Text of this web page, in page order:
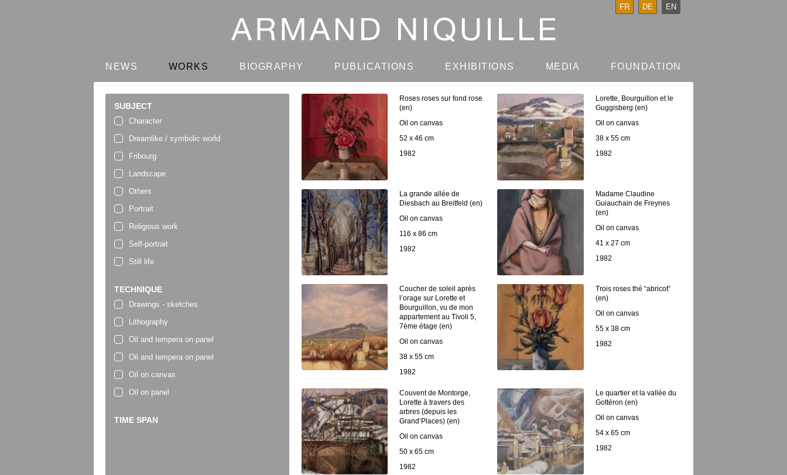
NEWS WORKS BIOGRAPHY PUBLICATIONS EXHIBITIONS MEDIA FOUNDATION
FR DE EN
SUBJECT
Character
Dreamlike / symbolic world
Fribourg
Landscape
Others
Portrait
Religious work
Self-portrait
Still life
TECHNIQUE
Drawings - sketches
Lithography
Oil and tempera on panel
Oil and tempera on panel
Oil on canvas
Oil on panel
TIME SPAN
Roses roses sur fond rose
(en)
Oil on canvas
52 x 46 cm
1982
Lorette, Bourguillon et le
Guggisberg (en)
Oil on canvas
38 x 55 cm
1982
La grande allée de
Diesbach au Breitfeld (en)
Oil on canvas
116 x 86 cm
1982
Madame Claudine
Guiauchain de Freynes
(en)
Oil on canvas
41 x 27 cm
1982
Coucher de soleil après
l’orage sur Lorette et
Bourguillon, vu de mon
appartement au Tivoli 5,
7ème étage (en)
Oil on canvas
38 x 55 cm
1982
Trois roses thé “abricot”
(en)
Oil on canvas
55 x 38 cm
1982
Couvent de Montorge,
Lorette à travers des
arbres (depuis les
Grand’Places) (en)
Oil on canvas
50 x 65 cm
1982
Le quartier et la vallée du
Gottéron (en)
Oil on canvas
54 x 65 cm
1982